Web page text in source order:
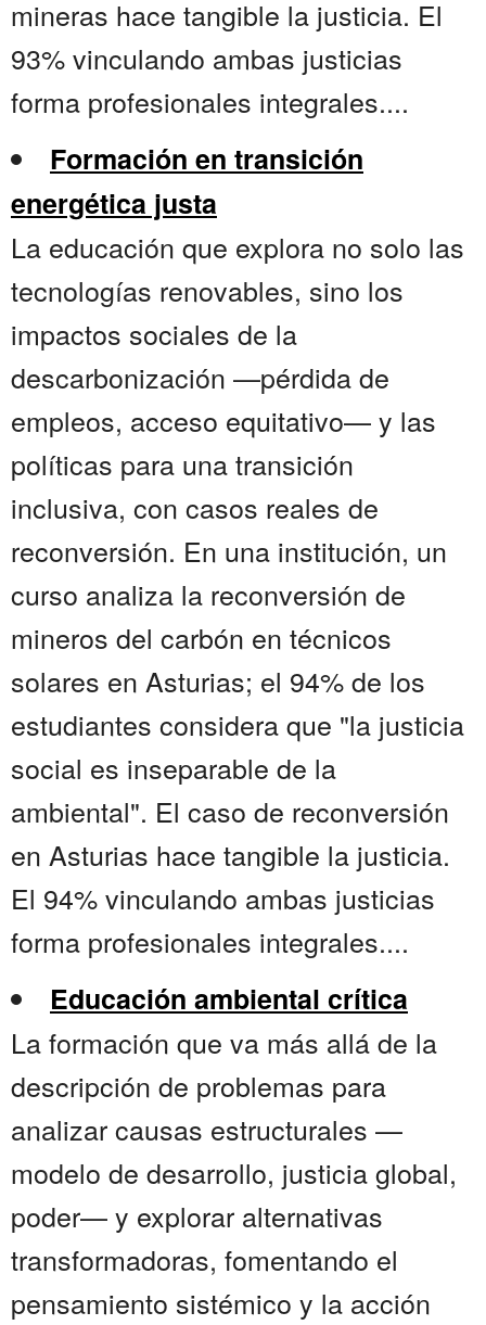
mineras hace tangible la justicia. El
93% vinculando ambas justicias
forma profesionales integrales....
Formación en transición
energética justa
La educación que explora no solo las
tecnologías renovables, sino los
impactos sociales de la
descarbonización —pérdida de
empleos, acceso equitativo— y las
políticas para una transición
inclusiva, con casos reales de
reconversión. En una institución, un
curso analiza la reconversión de
mineros del carbón en técnicos
solares en Asturias; el 94% de los
estudiantes considera que "la justicia
social es inseparable de la
ambiental". El caso de reconversión
en Asturias hace tangible la justicia.
El 94% vinculando ambas justicias
forma profesionales integrales....
Educación ambiental crítica
La formación que va más allá de la
descripción de problemas para
analizar causas estructurales —
modelo de desarrollo, justicia global,
poder— y explorar alternativas
transformadoras, fomentando el
pensamiento sistémico y la acción